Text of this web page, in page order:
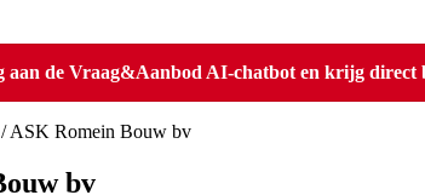
aan de Vraag&Aanbod AI-chatbot en krijg
/ASK Romein Bouw bv
bv